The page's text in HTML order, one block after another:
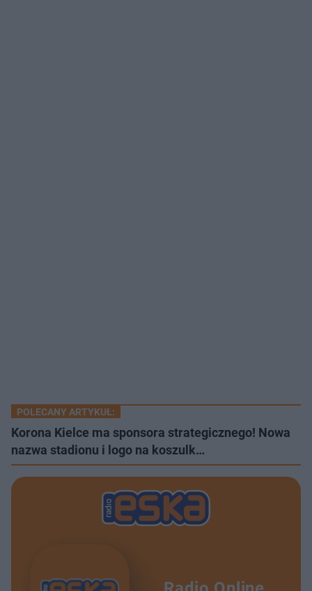
POLECANY ARTYKUŁ:
Korona Kielce ma sponsora strategicznego! Nowa
nazwa stadionu i logo na koszulk…